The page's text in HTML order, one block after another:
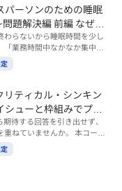
（第4回〜7回）：AI時代のリ
プや組織変革を中心に学ぶコ
別戦略編（第8回〜12回）：
ける機能別での戦略のあり方
ぶコース より実践的なAIツー
について学びたい方は『AI W
は、AIのマネ
用を学ぶ「AIビジネスシフ
ズの一環として提供していま
は、制作時点の情報に基づ
評価し、改善できるAI活用法
事な場面で「心を動かす」プ
たい方におすすめです。関連
レゼンテーションスキル」も
。 ▼プレゼン動画分
ト（辛口） https://hodai.glo
6f976cd
unlimited.globis.co.jp/ja/co
スは、AI時代
スキルを学ぶ「AIタレントシ
ーズの一環として提供してい
unlimited.globis.co.jp/j
パーソンのための睡眠
問題解決編 前編 なぜ眠
か？~
わらないから睡眠時間を少し
業務時間中なかなか集中で
毎日朝起きるのがつら
たはこのような経験をした
やりくりするために、真っ先
なのが「睡眠」時間。 実は
会は世界と比較して「最も眠
だということもわかってきて
性的な睡眠不足は、心身の健
なだけでなく、仕事のパフォ
も当然大きな影響を与え、社
リティカル・シンキン
ューと枠組みでプロ
磨く
期待する回答を引き出せず、
重ねていませんか。 本コース
AI活用の質を高める鍵とし
ィカル・シンキングの視点か